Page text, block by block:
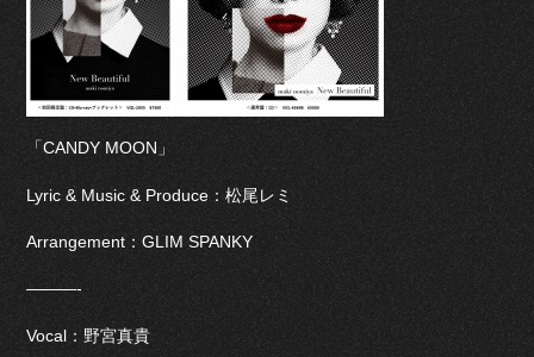
「CANDY MOON」
Lyric & Music & Produce：松尾レミ
Arrangement：GLIM SPANKY
———-
Vocal：野宮真貴